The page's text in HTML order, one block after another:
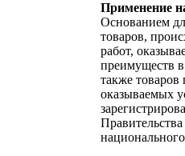
Применение
Основанием
товаров,
работ,
преимуществ
также
оказываемых